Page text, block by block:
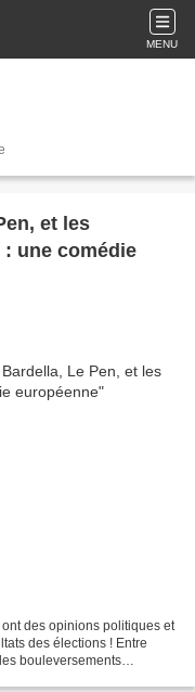
MENU
et les
une comédie
des opinions politiques et
des élections ! Entre
bouleversements